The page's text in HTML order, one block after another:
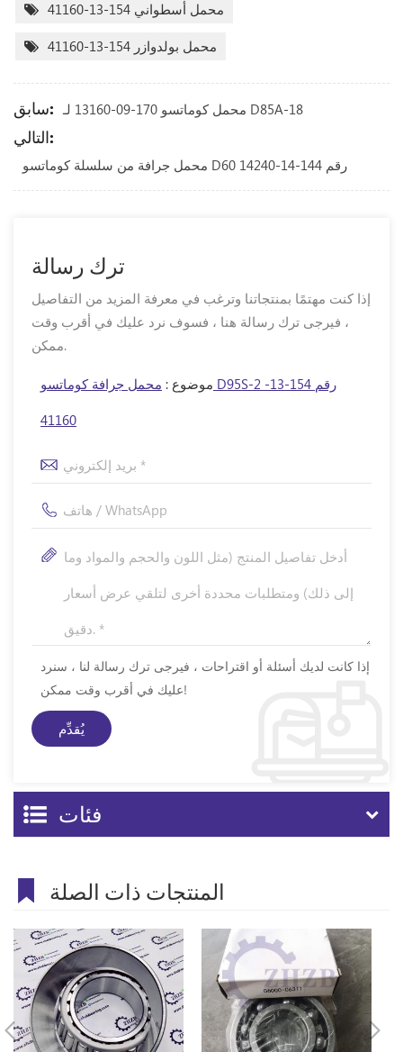
محمل أسطواني 154-13-41160
محمل بولدوازر 154-13-41160
سابق: محمل كوماتسو 170-09-13160 لـ D85A-18
التالي:
محمل جرافة من سلسلة كوماتسو D60 رقم 144-14-14240
ترك رسالة
إذا كنت مهتمًا بمنتجاتنا وترغب في معرفة المزيد من التفاصيل
، فيرجى ترك رسالة هنا ، فسوف نرد عليك في أقرب وقت
ممكن.
موضوع : محمل جرافة كوماتسو D95S-2 رقم 154-13-
41160
إذا كانت لديك أسئلة أو اقتراحات ، فيرجى ترك رسالة لنا ، سنرد
عليك في أقرب وقت ممكن!
فئات
المنتجات ذات الصلة